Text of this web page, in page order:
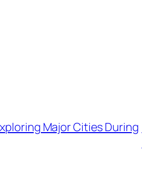
Major Cities During